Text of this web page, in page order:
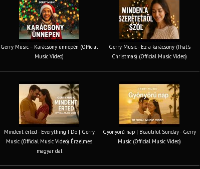
Gerry Music – Karácsony ünnepén (Official
Music Video)
Gerry Music - Ez a karácsony (That's
Christmas) (Official Music Video)
Mindent érted - Everything I Do | Gerry
Music (Official Music Video) Érzelmes
magyar dal
Gyönyörű nap | Beautiful Sunday - Gerry
Music (Official Music Video)